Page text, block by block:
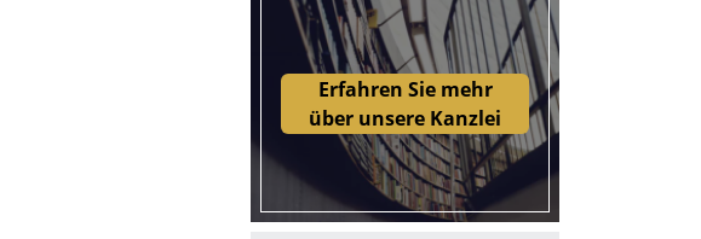
Erfahren Sie mehr
über unsere Kanzlei